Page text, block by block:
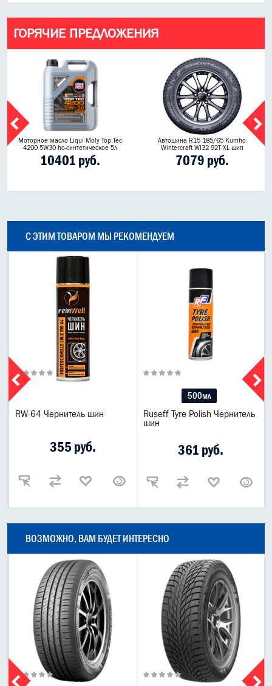
ГОРЯЧИЕ ПРЕДЛОЖЕНИЯ
Моторное масло Liqui Moly Top Tec
4200 5W30 hc-синтетическое 5л
10401 руб.
Автошина R15 185/65 Kumho
Wintercraft WI32 92T XL шип
7079 руб.
С ЭТИМ ТОВАРОМ МЫ РЕКОМЕНДУЕМ
RW-64 Чернитель шин
355 руб.
500мл
Ruseff Tyre Polish Чернитель
шин
361 руб.
ВОЗМОЖНО, ВАМ БУДЕТ ИНТЕРЕСНО